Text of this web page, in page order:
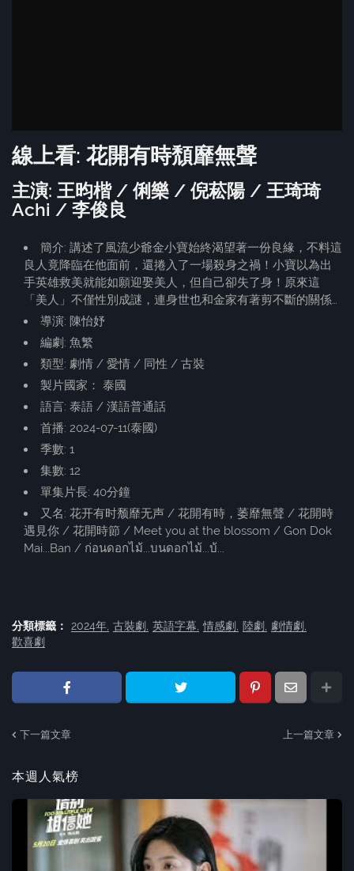
線上看: 花開有時頹靡無聲
主演: 王昀楷 / 俐樂 / 倪菘陽 / 王琦琦
Achi / 李俊良
簡介: 講述了風流少爺金小寶始終渴望著一份良緣，不料這
良人竟降臨在他面前，還捲入了一場殺身之禍！小寶以為出
手英雄救美就能如願迎娶美人，但自己卻失了身！原來這
「美人」不僅性別成謎，連身世也和金家有著剪不斷的關係…
導演: 陳怡妤
編劇: 魚繁
類型: 劇情 / 愛情 / 同性 / 古裝
製片國家： 泰國
語言: 泰語 / 漢語普通話
首播: 2024-07-11(泰國)
季數: 1
集數: 12
單集片長: 40分鐘
又名: 花开有时颓靡无声 / 花開有時，萎靡無聲 / 花開時
遇見你 / 花開時節 / Meet you at the blossom / Gon Dok
Mai...Ban / ก่อนดอกไม้...บนดอกไม้...บ้...
分類標籤： 2024年 古裝劇 英語字幕 情感劇 陸劇
劇情劇
歡喜劇
下一篇文章 上一篇文章
本週人氣榜